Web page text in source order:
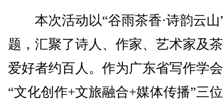
本次活动以“谷雨茶香·诗韵云山
题，汇聚了诗人、作家、艺术家及
爱好者约百人。作为广东省写作学
“文化创作+文旅融合+媒体传播”三